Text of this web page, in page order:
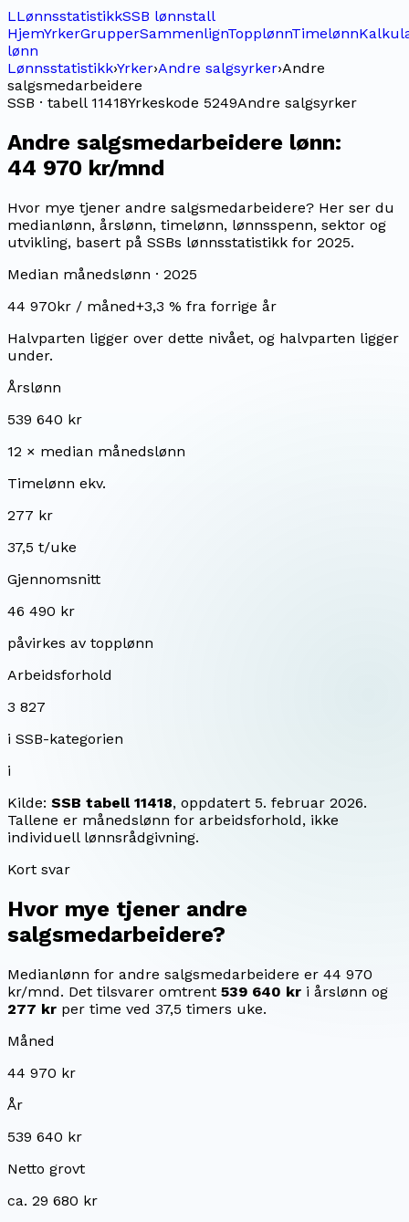
LLønnsstatistikkSSB lønnstall
HjemYrkerGrupperSammenlignTopplønnTimelønn
lønn
Lønnsstatistikk›Yrker›Andre salgsyrker›Andre
salgsmedarbeidere
SSB · tabell 11418Yrkeskode 5249Andre salgsyrker
Andre salgsmedarbeidere lønn:
44 970 kr/mnd
Hvor mye tjener andre salgsmedarbeidere? Her ser du
medianlønn, årslønn, timelønn, lønnsspenn, sektor og
utvikling, basert på SSBs lønnsstatistikk for 2025.
Median månedslønn · 2025
44 970kr / måned+3,3 % fra forrige år
Halvparten ligger over dette nivået, og halvparten ligger
under.
Årslønn
539 640 kr
12 × median månedslønn
Timelønn ekv.
277 kr
37,5 t/uke
Gjennomsnitt
46 490 kr
påvirkes av topplønn
Arbeidsforhold
3 827
i SSB-kategorien
i
Kilde: SSB tabell 11418, oppdatert 5. februar 2026.
Tallene er månedslønn for arbeidsforhold, ikke
individuell lønnsrådgivning.
Kort svar
Hvor mye tjener andre
salgsmedarbeidere?
Medianlønn for andre salgsmedarbeidere er 44 970
kr/mnd. Det tilsvarer omtrent 539 640 kr i årslønn og
277 kr per time ved 37,5 timers uke.
Måned
44 970 kr
År
539 640 kr
Netto grovt
ca. 29 680 kr